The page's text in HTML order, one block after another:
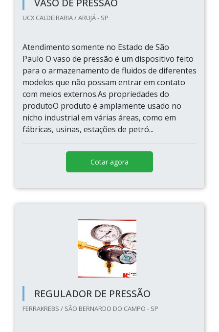
VASO DE PRESSÃO
UCX CALDEIRARIA / ARUJÁ - SP
Atendimento somente no Estado de São
Paulo O vaso de pressão é um dispositivo feito
para o armazenamento de fluidos de diferentes
modelos que não possam entrar em contato
com meios externos.As propriedades do
produtoO produto é amplamente usado no
nicho industrial em várias áreas, como em
fábricas, usinas, estações de petró...
Cotar agora
REGULADOR DE PRESSÃO
FERRAKREBS / SÃO BERNARDO DO CAMPO - SP